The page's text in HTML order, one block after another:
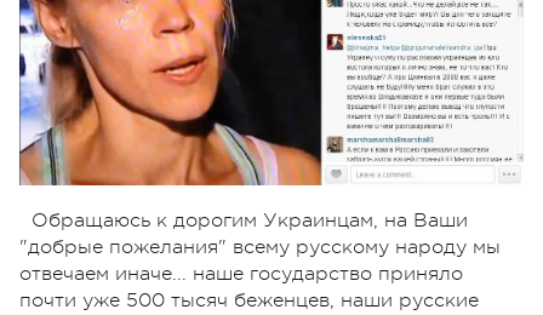
Обращаюсь к дорогим Украинцам, на Ваши
"добрые пожелания" всему русскому народу мы
отвечаем иначе... наше государство приняло
почти уже 500 тысяч беженцев, наши русские